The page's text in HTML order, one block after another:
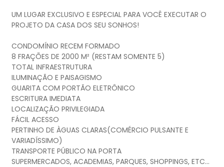
UM LUGAR EXCLUSIVO E ESPECIAL PARA VOCÊ EXECUTAR O
PROJETO DA CASA DOS SEU SONHOS!
CONDOMÍNIO RECEM FORMADO
8 FRAÇÕES DE 2000 M² (RESTAM SOMENTE 5)
TOTAL INFRAESTRUTURA
ILUMINAÇÃO E PAISAGISMO
GUARITA COM PORTÃO ELETRÔNICO
ESCRITURA IMEDIATA
LOCALIZAÇÃO PRIVILEGIADA
FÁCIL ACESSO
PERTINHO DE ÀGUAS CLARAS(COMÉRCIO PULSANTE E
VARIADÍSSIMO)
TRANSPORTE PÚBLICO NA PORTA
SUPERMERCADOS, ACADEMIAS, PARQUES, SHOPPINGS, ETC...